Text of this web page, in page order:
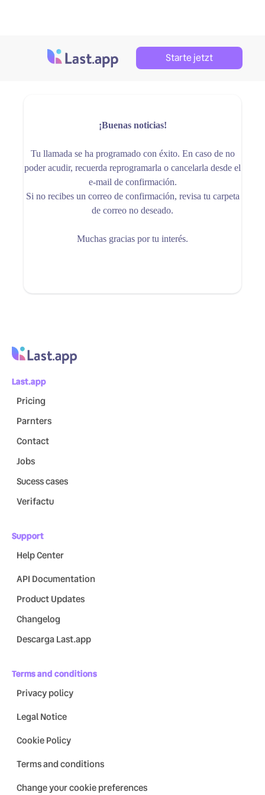
Starte jetzt
¡Buenas noticias!
Tu llamada se ha programado con éxito. En caso de no
poder acudir, recuerda reprogramarla o cancelarla desde el
e-mail de confirmación.
Si no recibes un correo de confirmación, revisa tu carpeta
de correo no deseado.
Muchas gracias por tu interés.
Last.app
Pricing
Parnters
Contact
Jobs
Sucess cases
Verifactu
Support
Help Center
API Documentation
Product Updates
Changelog
Descarga Last.app
Terms and conditions
Privacy policy
Legal Notice
Cookie Policy
Terms and conditions
Change your cookie preferences